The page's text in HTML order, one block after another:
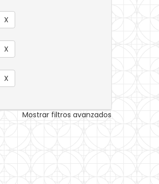
Mostrar filtros avanzados